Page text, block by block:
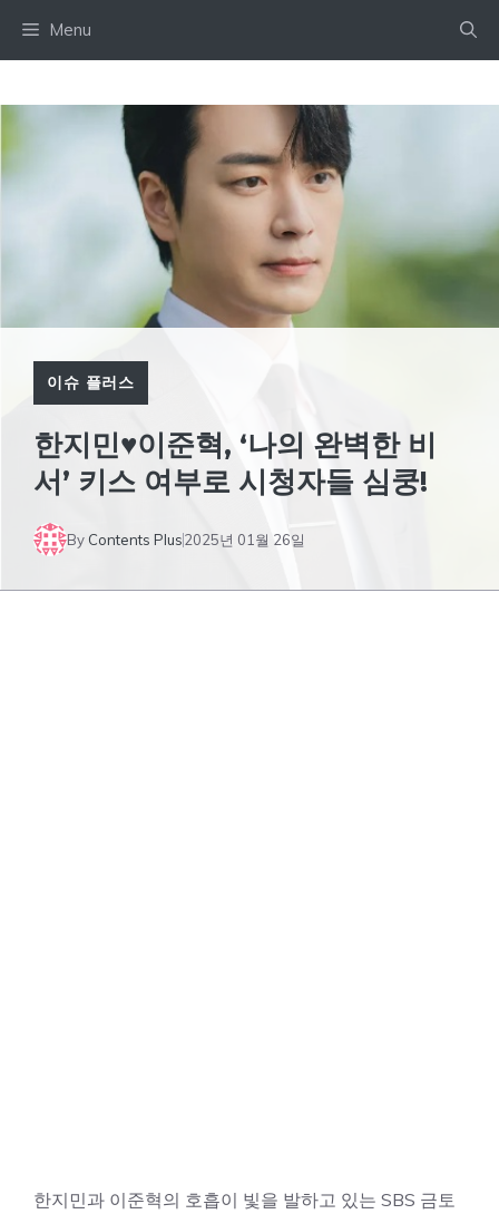
Menu
이슈 플러스
한지민♥이준혁, ‘나의 완벽한 비
서’ 키스 여부로 시청자들 심쿵!
By Contents Plus2025년 01월 26일
한지민과 이준혁의 호흡이 빛을 발하고 있는 SBS 금토